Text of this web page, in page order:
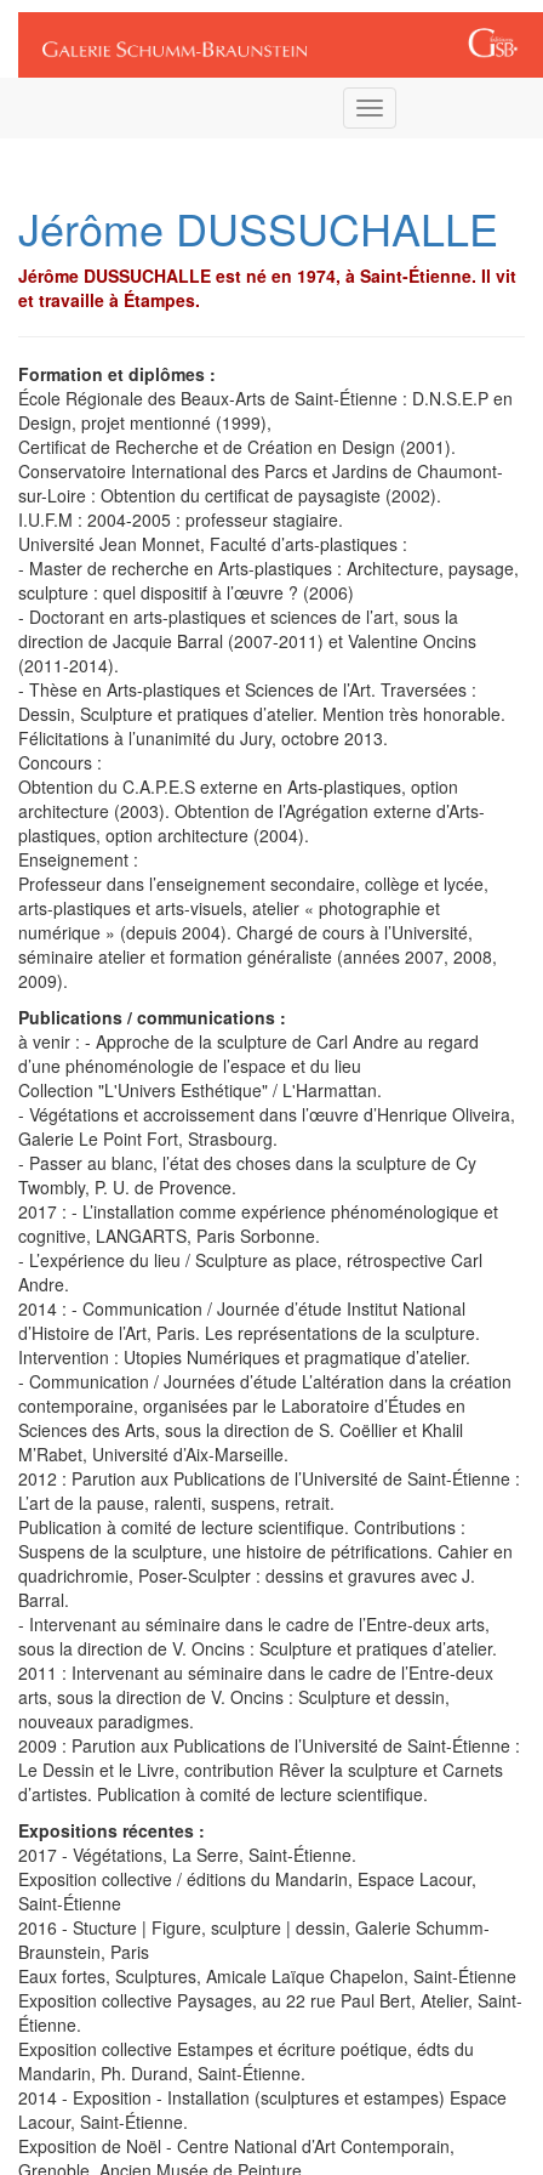
Toggle
navigation
Jérôme DUSSUCHALLE
Jérôme DUSSUCHALLE est né en 1974, à Saint-Étienne. Il vit
et travaille à Étampes.
Formation et diplômes :
École Régionale des Beaux-Arts de Saint-Étienne : D.N.S.E.P en
Design, projet mentionné (1999),
Certificat de Recherche et de Création en Design (2001).
Conservatoire International des Parcs et Jardins de Chaumont-
sur-Loire : Obtention du certificat de paysagiste (2002).
I.U.F.M : 2004-2005 : professeur stagiaire.
Université Jean Monnet, Faculté d’arts-plastiques :
- Master de recherche en Arts-plastiques : Architecture, paysage,
sculpture : quel dispositif à l’œuvre ? (2006)
- Doctorant en arts-plastiques et sciences de l’art, sous la
direction de Jacquie Barral (2007-2011) et Valentine Oncins
(2011-2014).
- Thèse en Arts-plastiques et Sciences de l’Art. Traversées :
Dessin, Sculpture et pratiques d’atelier. Mention très honorable.
Félicitations à l’unanimité du Jury, octobre 2013.
Concours :
Obtention du C.A.P.E.S externe en Arts-plastiques, option
architecture (2003). Obtention de l’Agrégation externe d’Arts-
plastiques, option architecture (2004).
Enseignement :
Professeur dans l’enseignement secondaire, collège et lycée,
arts-plastiques et arts-visuels, atelier « photographie et
numérique » (depuis 2004). Chargé de cours à l’Université,
séminaire atelier et formation généraliste (années 2007, 2008,
2009).
Publications / communications :
à venir : - Approche de la sculpture de Carl Andre au regard
d’une phénoménologie de l’espace et du lieu
Collection "L'Univers Esthétique" / L'Harmattan.
- Végétations et accroissement dans l’œuvre d’Henrique Oliveira,
Galerie Le Point Fort, Strasbourg.
- Passer au blanc, l’état des choses dans la sculpture de Cy
Twombly, P. U. de Provence.
2017 : - L’installation comme expérience phénoménologique et
cognitive, LANGARTS, Paris Sorbonne.
- L’expérience du lieu / Sculpture as place, rétrospective Carl
Andre.
2014 : - Communication / Journée d’étude Institut National
d’Histoire de l’Art, Paris. Les représentations de la sculpture.
Intervention : Utopies Numériques et pragmatique d’atelier.
- Communication / Journées d’étude L’altération dans la création
contemporaine, organisées par le Laboratoire d’Études en
Sciences des Arts, sous la direction de S. Coëllier et Khalil
M’Rabet, Université d’Aix-Marseille.
2012 : Parution aux Publications de l’Université de Saint-Étienne :
L’art de la pause, ralenti, suspens, retrait.
Publication à comité de lecture scientifique. Contributions :
Suspens de la sculpture, une histoire de pétrifications. Cahier en
quadrichromie, Poser-Sculpter : dessins et gravures avec J.
Barral.
- Intervenant au séminaire dans le cadre de l’Entre-deux arts,
sous la direction de V. Oncins : Sculpture et pratiques d’atelier.
2011 : Intervenant au séminaire dans le cadre de l’Entre-deux
arts, sous la direction de V. Oncins : Sculpture et dessin,
nouveaux paradigmes.
2009 : Parution aux Publications de l’Université de Saint-Étienne :
Le Dessin et le Livre, contribution Rêver la sculpture et Carnets
d’artistes. Publication à comité de lecture scientifique.
Expositions récentes :
2017 - Végétations, La Serre, Saint-Étienne.
Exposition collective / éditions du Mandarin, Espace Lacour,
Saint-Étienne
2016 - Stucture | Figure, sculpture | dessin, Galerie Schumm-
Braunstein, Paris
Eaux fortes, Sculptures, Amicale Laïque Chapelon, Saint-Étienne
Exposition collective Paysages, au 22 rue Paul Bert, Atelier, Saint-
Étienne.
Exposition collective Estampes et écriture poétique, édts du
Mandarin, Ph. Durand, Saint-Étienne.
2014 - Exposition - Installation (sculptures et estampes) Espace
Lacour, Saint-Étienne.
Exposition de Noël - Centre National d’Art Contemporain,
Grenoble, Ancien Musée de Peinture.